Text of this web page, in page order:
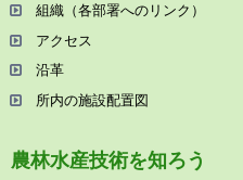
組織（各部署へのリンク）
アクセス
沿⾰
所内の施設配置図
農林⽔産技術を知ろう